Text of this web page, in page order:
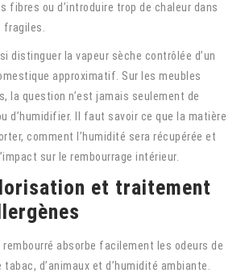
fibres ou d’introduire trop de chaleur dans
distinguer la vapeur sèche contrôlée d’un
approximatif. Sur les meubles
la question n’est jamais seulement de
d’humidifier. Il faut savoir ce que la matière
comment l’humidité sera récupérée et
sur le rembourrage intérieur.
et traitement
rembourré absorbe facilement les odeurs de
tabac, d’animaux et d’humidité ambiante.